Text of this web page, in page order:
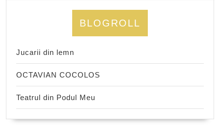
BLOGROLL
Jucarii din lemn
OCTAVIAN COCOLOS
Teatrul din Podul Meu